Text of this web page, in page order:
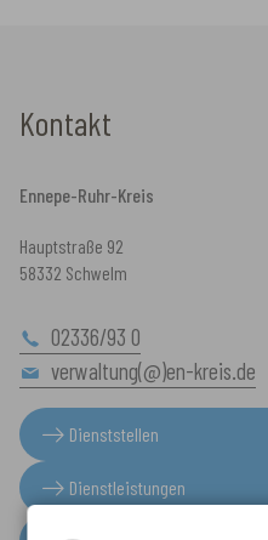
Kontakt
Ennepe-Ruhr-Kreis
Hauptstraße 92
58332 Schwelm
02336/93 0
verwaltung(@)en-kreis.de
Dienststellen
Dienstleistungen